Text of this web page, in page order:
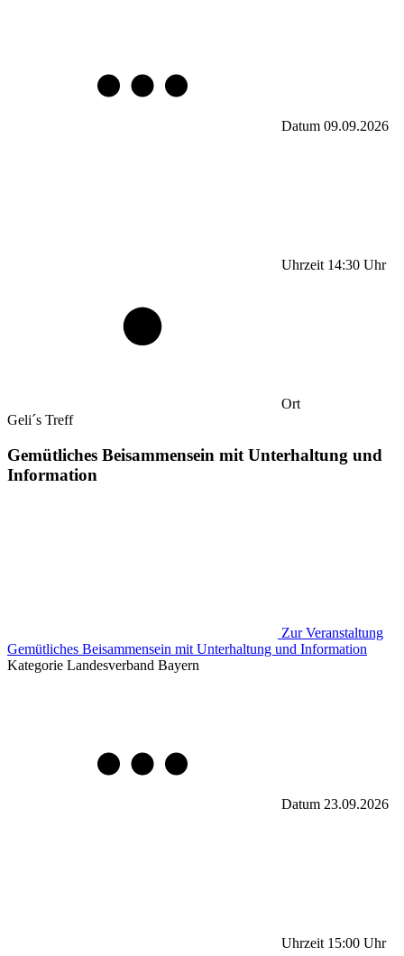
Datum 09.09.2026
Uhrzeit 14:30 Uhr
Ort
Geli´s Treff
Gemütliches Beisammensein mit Unterhaltung und
Information
Zur Veranstaltung
Gemütliches Beisammensein mit Unterhaltung und Information
Kategorie Landesverband Bayern
Datum 23.09.2026
Uhrzeit 15:00 Uhr